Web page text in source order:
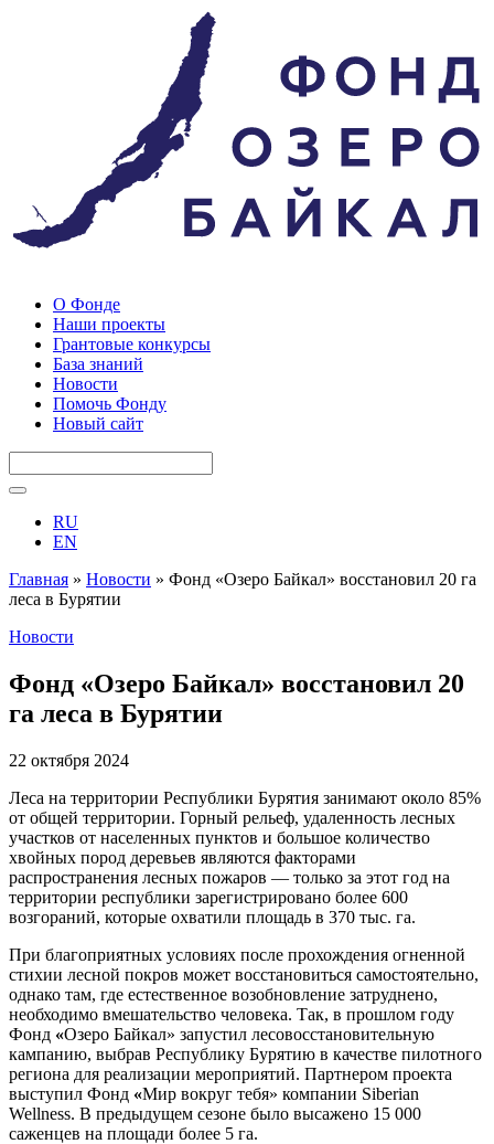
О Фонде
Наши проекты
Грантовые конкурсы
База знаний
Новости
Помочь Фонду
Новый сайт
RU
EN
Главная » Новости » Фонд «Озеро Байкал» восстановил 20 га
леса в Бурятии
Новости
Фонд «Озеро Байкал» восстановил 20
га леса в Бурятии
22 октября 2024
Леса на территории Республики Бурятия занимают около 85%
от общей территории. Горный рельеф, удаленность лесных
участков от населенных пунктов и большое количество
хвойных пород деревьев являются факторами
распространения лесных пожаров — только за этот год на
территории республики зарегистрировано более 600
возгораний, которые охватили площадь в 370 тыс. га.
При благоприятных условиях после прохождения огненной
стихии лесной покров может восстановиться самостоятельно,
однако там, где естественное возобновление затруднено,
необходимо вмешательство человека. Так, в прошлом году
Фонд «Озеро Байкал» запустил лесовосстановительную
кампанию, выбрав Республику Бурятию в качестве пилотного
региона для реализации мероприятий. Партнером проекта
выступил Фонд «Мир вокруг тебя» компании Siberian
Wellness. В предыдущем сезоне было высажено 15 000
саженцев на площади более 5 га.